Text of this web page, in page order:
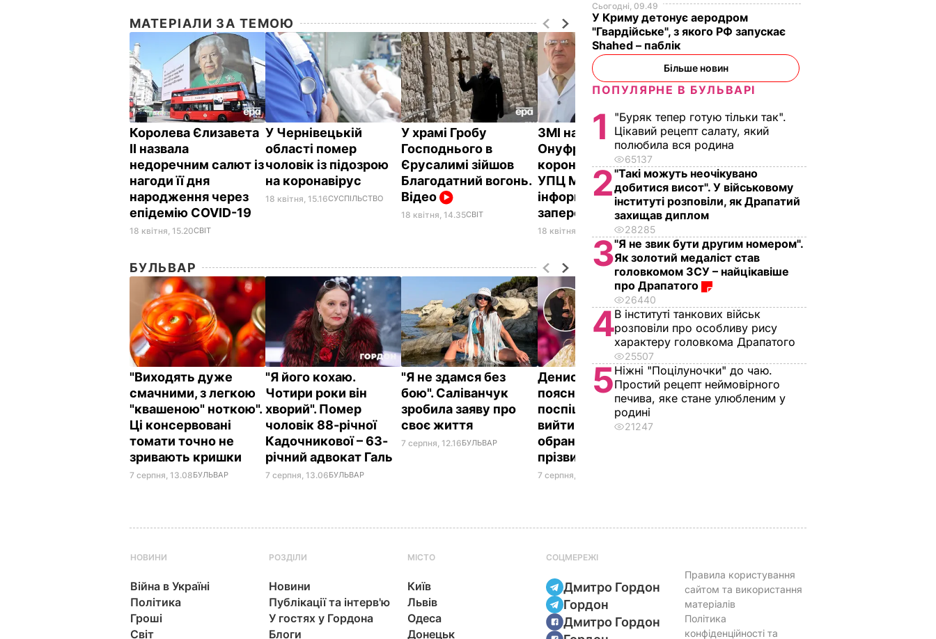
МАТЕРІАЛИ ЗА ТЕМОЮ
Королева Єлизавета
II назвала
недоречним салют із
нагоди її дня
народження через
епідемію COVID-19
18 квітня, 15.20СВІТ
У Чернівецькій
області помер
чоловік із підозрою
на коронавірус
18 квітня, 15.16СУСПІЛЬСТВО
У храмі Гробу
Господнього в
Єрусалимі зійшов
Благодатний вогонь.
Відео
18 квітня, 14.35СВІТ
ЗМІ написали, що
Онуфрій заразився
коронавірусом, в
УПЦ МП цю
інформацію
заперечують
18 квітня, 13.30 СУСПІЛЬСТВО
БУЛЬВАР
"Виходять дуже
смачними, з легкою
"квашеною" ноткою".
Ці консервовані
томати точно не
зривають кришки
7 серпня, 13.08БУЛЬВАР
"Я його кохаю.
Чотири роки він
хворий". Помер
чоловік 88-річної
Кадочникової – 63-
річний адвокат Галь
7 серпня, 13.06БУЛЬВАР
"Я не здамся без
бою". Саліванчук
зробила заяву про
своє життя
7 серпня, 12.16БУЛЬВАР
Денисенко
пояснила, чому
поспішає до осені
вийти заміж за
обранця, який змінив
прізвище
7 серпня, 11.45
"У неї сталеві нерви".
Драпатий – вперше
відверто про
Сьогодні, 09.49
У Криму детонує аеродром
"Гвардійське", з якого РФ запускає
Shahed – паблік
Більше новин
ПОПУЛЯРНЕ В БУЛЬВАРІ
1
"Буряк тепер готую тільки так".
Цікавий рецепт салату, який
полюбила вся родина
65137
2"Такі можуть неочікувано
добитися висот". У військовому
інституті розповіли, як Драпатий
захищав диплом
28285
3"Я не звик бути другим номером".
Як золотий медаліст став
головкомом ЗСУ – найцікавіше
про Драпатого
26440
4В інституті танкових військ
розповіли про особливу рису
характеру головкома Драпатого
25507
5Ніжні "Поцілуночки" до чаю.
Простий рецепт неймовірного
печива, яке стане улюбленим у
родині
21247
НОВИНИ
Війна в Україні
Політика
Гроші
Світ
РОЗДІЛИ
Новини
Публікації та інтерв'ю
У гостях у Гордона
Блоги
МІСТО
Київ
Львів
Одеса
Донецьк
СОЦМЕРЕЖІ
Дмитро Гордон
Гордон
Дмитро Гордон
Правила користування
сайтом та використання
матеріалів
Політика
конфіденційності та